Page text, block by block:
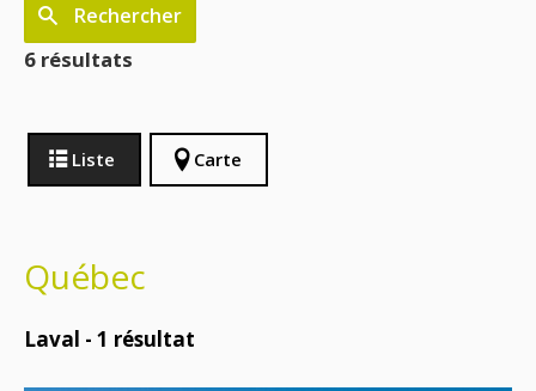
Rechercher
6 résultats
Liste Carte
Québec
Laval - 1 résultat